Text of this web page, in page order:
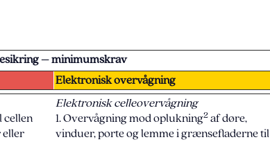
– minimumskrav
Elektronisk overvågning
cellen
eller
Elektronisk celleovervågning
1. Overvågning mod oplukning2af døre,
vinduer, porte og lemme i grænsefladerne til